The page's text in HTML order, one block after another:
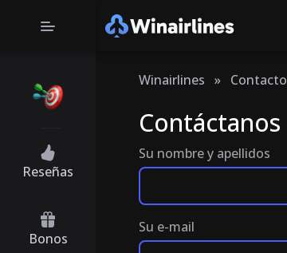
Reseñas
Bonos
Winairlines » Contacto
Contáctanos
Su nombre y apellidos
Su e-mail